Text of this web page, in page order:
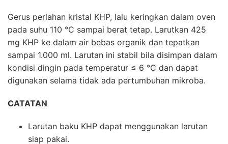
Gerus perlahan kristal KHP, lalu keringkan dalam oven
pada suhu 110 °C sampai berat tetap. Larutkan 425
mg KHP ke dalam air bebas organik dan tepatkan
sampai 1.000 ml. Larutan ini stabil bila disimpan dalam
kondisi dingin pada temperatur ≤ 6 °C dan dapat
digunakan selama tidak ada pertumbuhan mikroba.
CATATAN
Larutan baku KHP dapat menggunakan larutan
siap pakai.